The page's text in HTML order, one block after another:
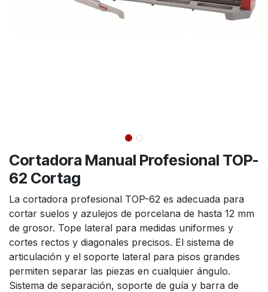
Cortadora Manual Profesional TOP-
62 Cortag
La cortadora profesional TOP-62 es adecuada para
cortar suelos y azulejos de porcelana de hasta 12 mm
de grosor. Tope lateral para medidas uniformes y
cortes rectos y diagonales precisos. El sistema de
articulación y el soporte lateral para pisos grandes
permiten separar las piezas en cualquier ángulo.
Sistema de separación, soporte de guía y barra de